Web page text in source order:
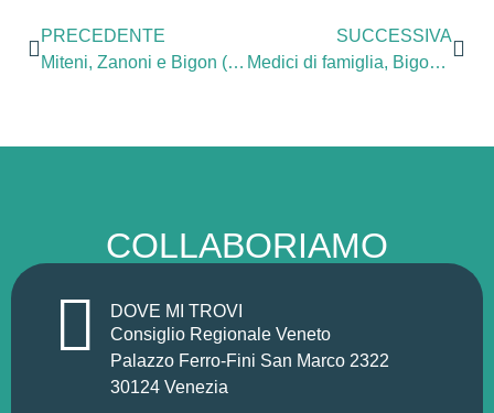
PRECEDENTE
Miteni, Zanoni e Bigon (PD): “Regione eterna assente, diserta manifestazione”.
SUCCESSIVA
Medici di famiglia, Bigon e Zanoni (PD): “Scontro con la Regione è logica conseguenza di uno stallo nel risolvere le carenze e dello scivolamento verso il privato. Subito supporto amministrativo e discussione nostra proposta di legge”.
COLLABORIAMO
DOVE MI TROVI
Consiglio Regionale Veneto
Palazzo Ferro-Fini San Marco 2322
30124 Venezia